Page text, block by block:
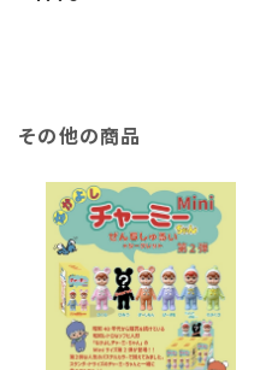
その他の商品